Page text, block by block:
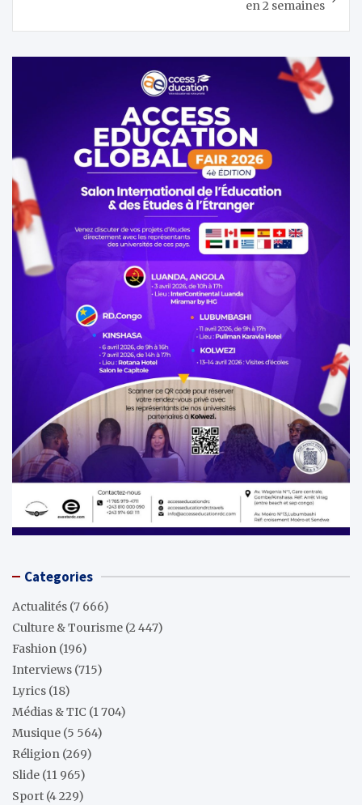
en 2 semaines
Categories
Actualités (7 666)
Culture & Tourisme (2 447)
Fashion (196)
Interviews (715)
Lyrics (18)
Médias & TIC (1 704)
Musique (5 564)
Réligion (269)
Slide (11 965)
Sport (4 229)